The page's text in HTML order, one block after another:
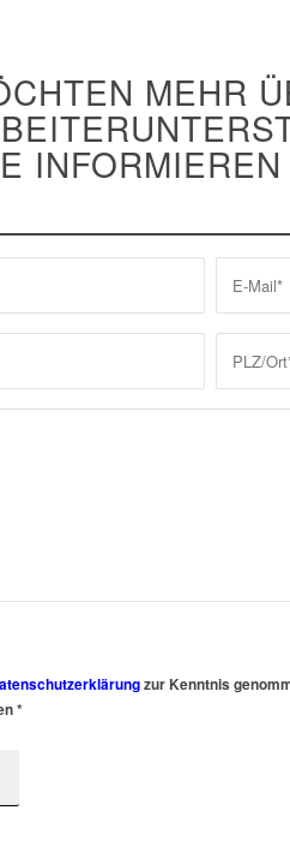
MEHR
zur Kenntnis
*